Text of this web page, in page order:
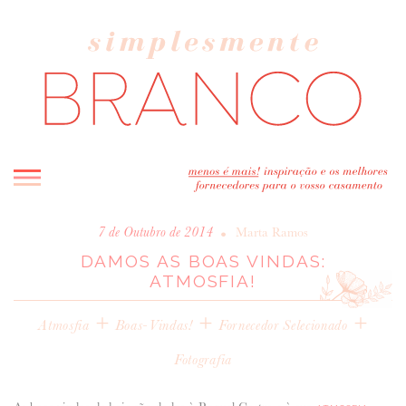
INICIO
BLOG
MELHOR INSPIRAÇÃO
ENTREVISTAS
CASAVA-ME AQUI!
7 de Outubro de 2014 • Marta Ramos
DAMOS AS BOAS VINDAS:
ATMOSFIA!
Atmosfia + Boas-Vindas!+ Fornecedor Selecionado +
Fotografia